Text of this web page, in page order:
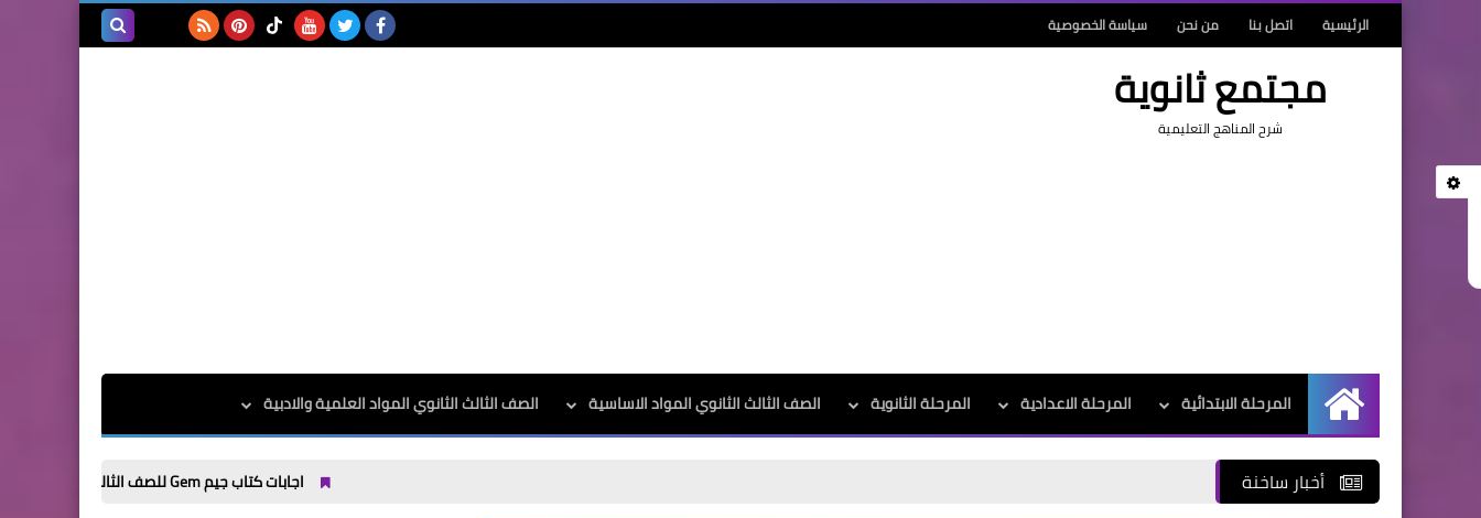
الرئيسية اتصل بنا من نحن سياسة الخصوصية
مجتمع ثانوية
شرح المناهج التعليمية
الرئيسية
المرحلة الابتدائية المرحلة الاعدادية المرحلة الثانوية الصف الثالث الثانوي المواد الاساسية الصف الثالث الثانوي المواد العلمية والادبية
أخبار ساخنة اجابات كتاب جيم Gem للصف الثالث الثانوى الترم الاول 2025